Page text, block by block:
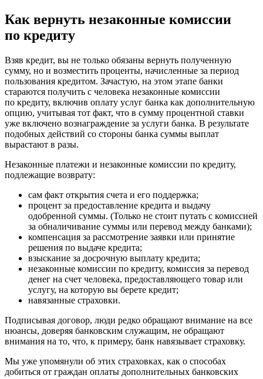
Как вернуть незаконные комиссии
по кредиту
Взяв кредит, вы не только обязаны вернуть полученную
сумму, но и возместить проценты, начисленные за период
пользования кредитом. Зачастую, на этом этапе банки
стараются получить с человека незаконные комиссии
по кредиту, включив оплату услуг банка как дополнительную
опцию, учитывая тот факт, что в сумму процентной ставки
уже включено вознаграждение за услуги банка. В результате
подобных действий со стороны банка суммы выплат
вырастают в разы.
Незаконные платежи и незаконные комиссии по кредиту,
подлежащие возврату:
сам факт открытия счета и его поддержка;
процент за предоставление кредита и выдачу
одобренной суммы. (Только не стоит путать с комиссией
за обналичивание суммы или перевод между банками);
компенсация за рассмотрение заявки или принятие
решения по выдаче кредита;
взыскание за досрочную выплату кредита;
незаконные комиссии по кредиту, комиссия за перевод
денег на счет человека, предоставляющего товар или
услугу, на которую вы берете кредит;
навязанные страховки.
Подписывая договор, люди редко обращают внимание на все
нюансы, доверяя банковским служащим, не обращают
внимания на то, что, к примеру, банк навязывает страховку.
Мы уже упомянули об этих страховках, как о способах
добиться от граждан оплаты дополнительных банковских